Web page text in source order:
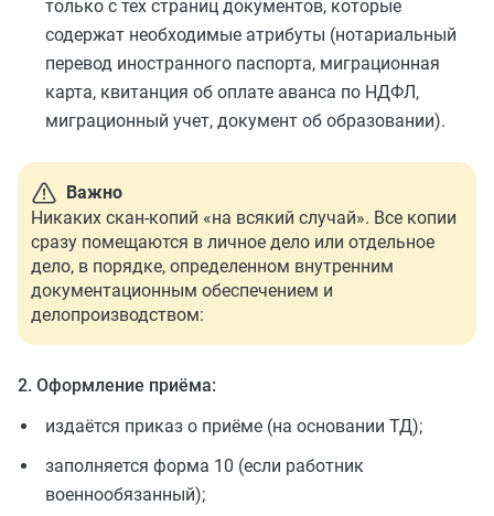
только с тех страниц документов, которые
содержат необходимые атрибуты (нотариальный
перевод иностранного паспорта, миграционная
карта, квитанция об оплате аванса по НДФЛ,
миграционный учет, документ об образовании).
Важно
Никаких скан-копий «на всякий случай». Все копии
сразу помещаются в личное дело или отдельное
дело, в порядке, определенном внутренним
документационным обеспечением и
делопроизводством:
2. Оформление приёма:
издаётся приказ о приёме (на основании ТД);
заполняется форма 10 (если работник
военнообязанный);